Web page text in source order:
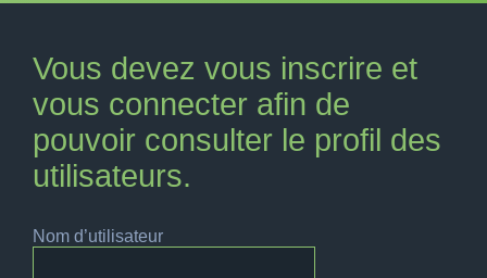
Vous devez vous inscrire et
vous connecter afin de
pouvoir consulter le profil des
utilisateurs.
Nom d’utilisateur